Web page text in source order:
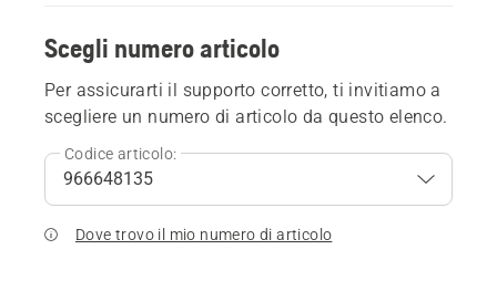
Scegli numero articolo
Per assicurarti il supporto corretto, ti invitiamo a
scegliere un numero di articolo da questo elenco.
Codice articolo:
Dove trovo il mio numero di articolo